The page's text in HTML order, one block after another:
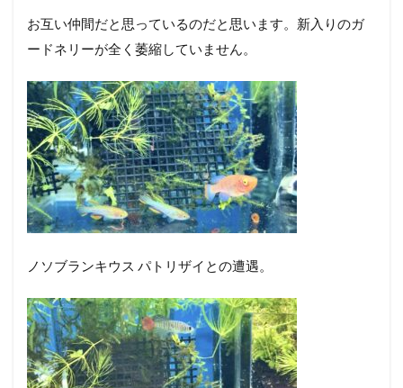
お互い仲間だと思っているのだと思います。新入りのガ
ードネリーが全く萎縮していません。
ノソブランキウス パトリザイとの遭遇。